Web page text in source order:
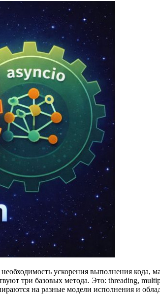
ускорения выполнения
три базовых метода. Это: threading,
на разные модели исполнения и